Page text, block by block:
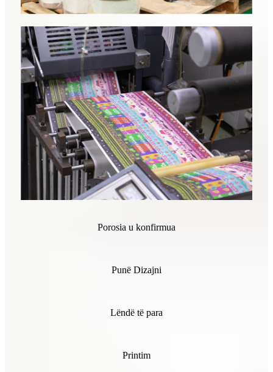
Porosia u konfirmua
Punë Dizajni
Lëndë të para
Printim